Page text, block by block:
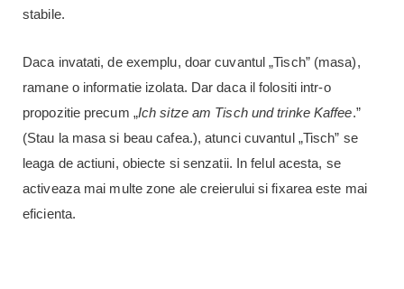
stabile.
Daca invatati, de exemplu, doar cuvantul „Tisch” (masa),
ramane o informatie izolata. Dar daca il folositi intr-o
propozitie precum „Ich sitze am Tisch und trinke Kaffee.”
(Stau la masa si beau cafea.), atunci cuvantul „Tisch” se
leaga de actiuni, obiecte si senzatii. In felul acesta, se
activeaza mai multe zone ale creierului si fixarea este mai
eficienta.